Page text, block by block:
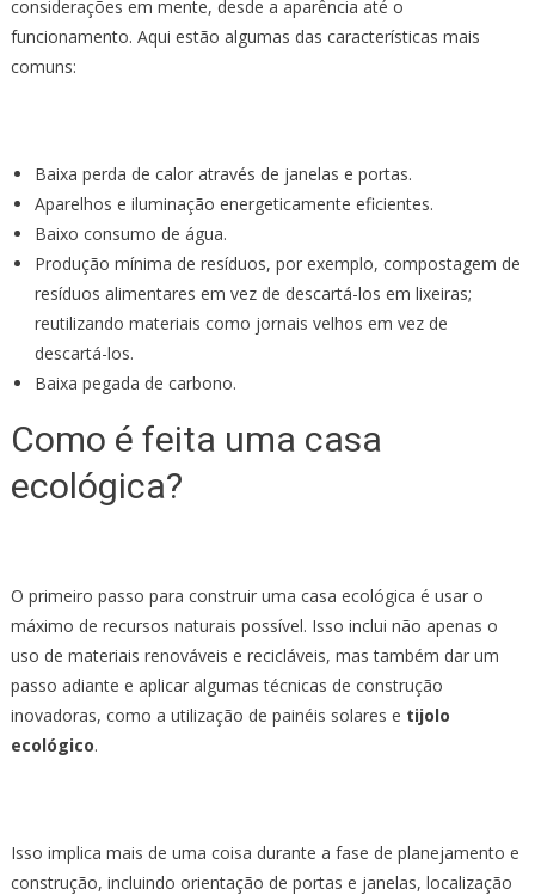
considerações em mente, desde a aparência até o
funcionamento. Aqui estão algumas das características mais
comuns:
Baixa perda de calor através de janelas e portas.
Aparelhos e iluminação energeticamente eficientes.
Baixo consumo de água.
Produção mínima de resíduos, por exemplo, compostagem de
resíduos alimentares em vez de descartá-los em lixeiras;
reutilizando materiais como jornais velhos em vez de
descartá-los.
Baixa pegada de carbono.
Como é feita uma casa
ecológica?
O primeiro passo para construir uma casa ecológica é usar o
máximo de recursos naturais possível. Isso inclui não apenas o
uso de materiais renováveis ​​e recicláveis, mas também dar um
passo adiante e aplicar algumas técnicas de construção
inovadoras, como a utilização de painéis solares e tijolo
ecológico.
Isso implica mais de uma coisa durante a fase de planejamento e
construção, incluindo orientação de portas e janelas, localização